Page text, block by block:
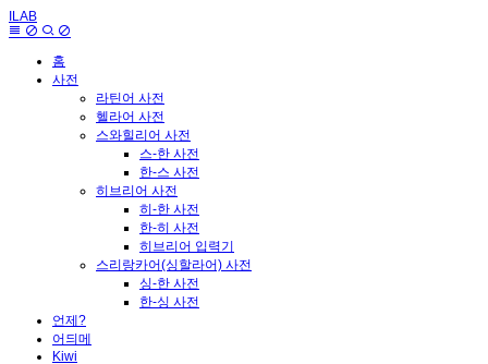
ILAB
홈
사전
라틴어 사전
헬라어 사전
스와힐리어 사전
스-한 사전
한-스 사전
히브리어 사전
히-한 사전
한-히 사전
히브리어 입력기
스리랑카어(싱할라어) 사전
싱-한 사전
한-싱 사전
언제?
어듸메
Kiwi